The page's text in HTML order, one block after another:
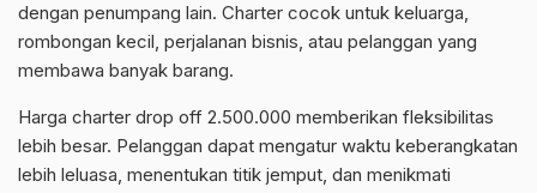
dengan penumpang lain. Charter cocok untuk keluarga,
rombongan kecil, perjalanan bisnis, atau pelanggan yang
membawa banyak barang.
Harga charter drop off 2.500.000 memberikan fleksibilitas
lebih besar. Pelanggan dapat mengatur waktu keberangkatan
lebih leluasa, menentukan titik jemput, dan menikmati